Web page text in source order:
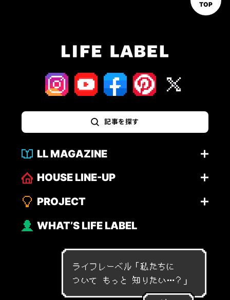
TOP
記事を探す
LL MAGAZINE
HOUSE LINE-UP
PROJECT
WHAT’S LIFE LABEL
ライフレーベル「私 たちに
つ いて も っ と 知 り た い…？ 」